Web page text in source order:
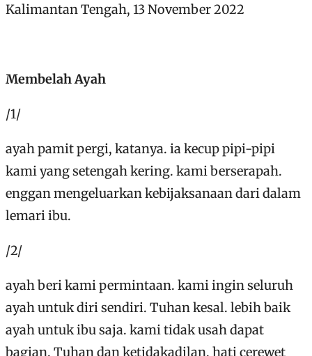
Kalimantan Tengah, 13 November 2022
Membelah Ayah
/1/
ayah pamit pergi, katanya. ia kecup pipi-pipi
kami yang setengah kering. kami berserapah.
enggan mengeluarkan kebijaksanaan dari dalam
lemari ibu.
/2/
ayah beri kami permintaan. kami ingin seluruh
ayah untuk diri sendiri. Tuhan kesal. lebih baik
ayah untuk ibu saja. kami tidak usah dapat
bagian. Tuhan dan ketidakadilan, hati cerewet